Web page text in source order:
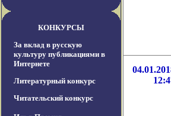
КОНКУРСЫ
За вклад в русскую
культуру публикациями в
Интернете
Литературный конкурс
Читательский конкурс